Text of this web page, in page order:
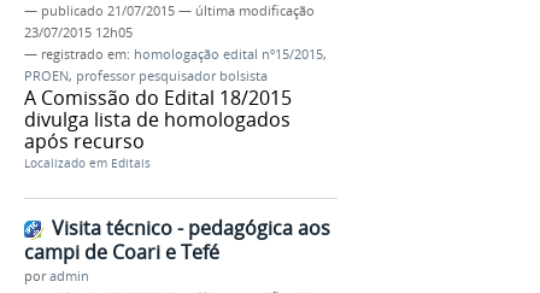
— publicado 21/07/2015 — última modificação
23/07/2015 12h05
— registrado em: homologação edital nº15/2015,
PROEN, professor pesquisador bolsista
A Comissão do Edital 18/2015
divulga lista de homologados
após recurso
Localizado em Editais
Visita técnico - pedagógica aos
campi de Coari e Tefé
poradmin